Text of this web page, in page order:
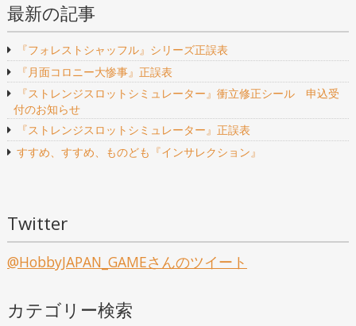
ビ
ゲ
ー
シ
ョ
最新の記事
『フォレストシャッフル』シリーズ正誤表
『月面コロニー大惨事』正誤表
『ストレンジスロットシミュレーター』衝立修正シール 申込受
付のお知らせ
『ストレンジスロットシミュレーター』正誤表
すすめ、すすめ、ものども『インサレクション』
Twitter
@HobbyJAPAN_GAMEさんのツイート
カテゴリー検索